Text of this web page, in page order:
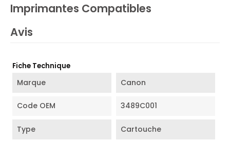
Imprimantes Compatibles
Avis
Fiche Technique
Marque Canon
Code OEM 3489C001
Type Cartouche